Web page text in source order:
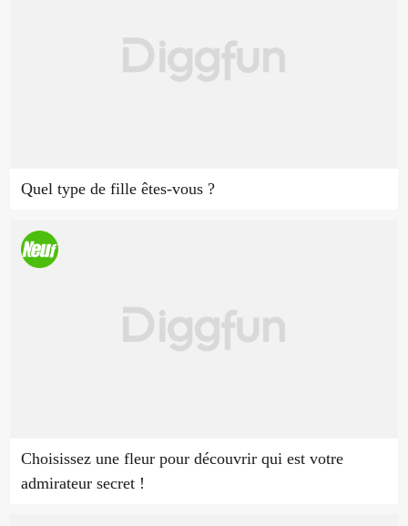
Quel type de fille êtes-vous ?
Choisissez une fleur pour découvrir qui est votre
admirateur secret !